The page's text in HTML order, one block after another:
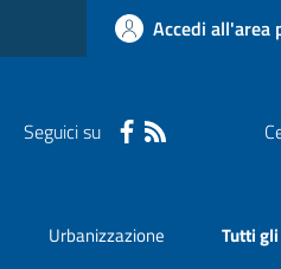
Accedi all'area
Seguici su
Urbanizzazione Tutti